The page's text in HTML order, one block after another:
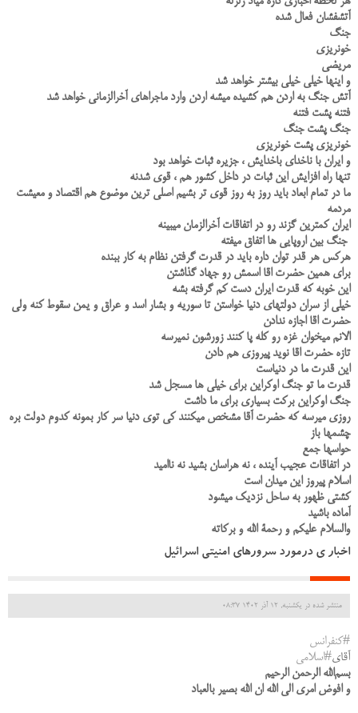
آتشفشان فعال شده
جنگ
خونریزی
مریضی
و اینها خیلی خیلی بیشتر خواهد شد
آتش جنگ به اردن هم کشیده میشه اردن وارد ماجراهای آخرالزمانی خواهد شد
فتنه پشت فتنه
جنگ پشت جنگ
خونریزی پشت خونریزی
و ایران با ناخدای باخدایش ، جزیره ثبات خواهد بود
تنها راه افزایش این ثبات در داخل کشور هم ، قوی شدنه
ما در تمام ابعاد باید روز به روز قوی تر بشیم اصلی ترین موضوع هم اقتصاد و معیشت
مردمه
ایران کمترین گزند رو در اتفاقات آخرالزمان میبینه
جنگ بین اروپایی ها اتفاق میفته
هرکس هر قدر توان داره باید در قدرت گرفتن نظام به کار ببنده
برای همین حضرت اقا اسمش رو جهاد گذاشتن
این خوبه که قدرت ایران دست کم گرفته بشه
خیلی از سران دولتهای دنیا خواستن تا سوریه و بشار اسد و عراق و یمن سقوط کنه ولی
حضرت اقا اجازه ندادن
الانم میخوان غزه رو کله پا کنند زورشون نمیرسه
تازه حضرت اقا نوید پیروزی هم دادن
این قدرت ما در دنیاست
قدرت ما تو جنگ اوکراین برای خیلی ها مسجل شد
جنگ اوکراین برکت بسیاری برای ما داشت
روزی میرسه که حضرت آقا مشخص میکنند کی توی دنیا سر کار بمونه کدوم دولت بره
چشمها باز
حواسها جمع
در اتفاقات عجیب آینده ، نه هراسان بشید نه ناامید
اسلام پیروز این میدان است
کشتی ظهور به ساحل نزدیک میشود
آماده باشید
والسلام علیکم و رحمة الله و برکاته
اخبار ی درمورد سرورهای امنیتی اسرائیل
منتشر شده در یکشنبه, 12 آذر 1402 08:37
#کنفرانس
آقای#اسلامی
بسم‌الله الرحمن الرحیم
و افوض امری الی الله ان الله بصیر بالعباد